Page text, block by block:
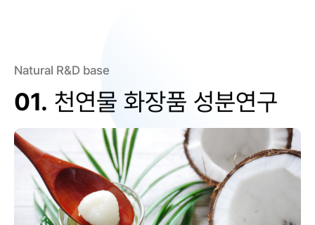
Natural R&D base
01. 천연물 화장품 성분연구